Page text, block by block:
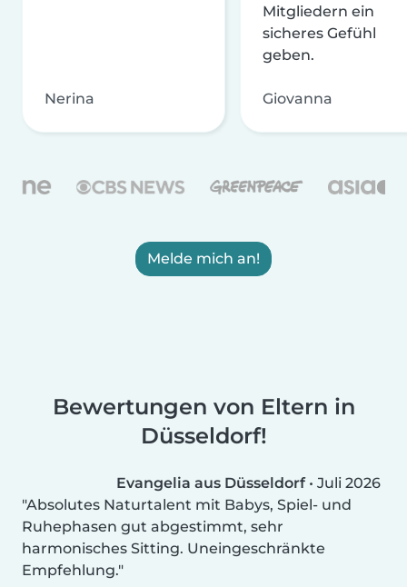
Nerina
Mitgliedern ein
sicheres Gefühl
geben.
Giovanna
Melde mich an!
Bewertungen von Eltern in
Düsseldorf!
Evangelia aus Düsseldorf• Juli 2026
Absolutes Naturtalent mit Babys, Spiel- und
Ruhephasen gut abgestimmt, sehr
harmonisches Sitting. Uneingeschränkte
Empfehlung.